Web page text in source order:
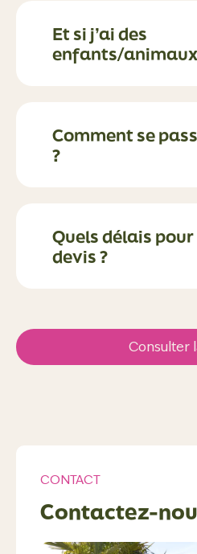
Et si j’ai des
enfants/
Comment se
?
Quels délais
devis ?
Consulter
CONTACT
Contactez-